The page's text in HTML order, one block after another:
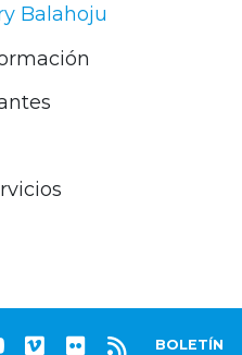
Balahoju
BOLETÍN